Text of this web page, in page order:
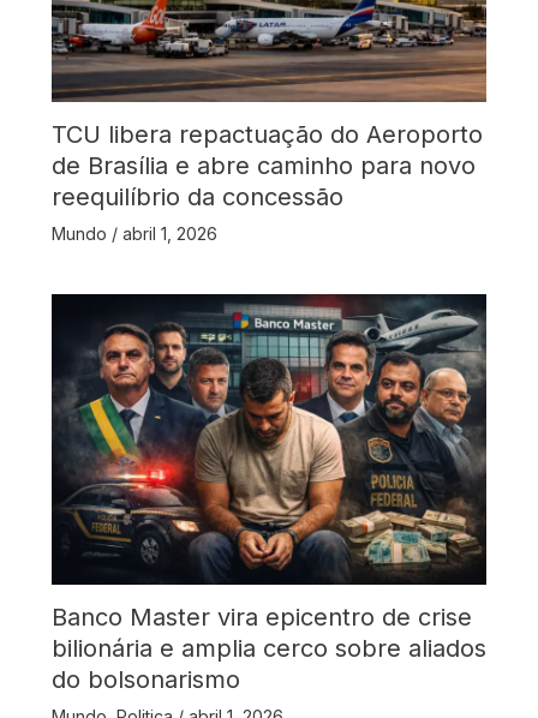
TCU libera repactuação do Aeroporto
de Brasília e abre caminho para novo
reequilíbrio da concessão
Mundo / abril 1, 2026
Banco Master vira epicentro de crise
bilionária e amplia cerco sobre aliados
do bolsonarismo